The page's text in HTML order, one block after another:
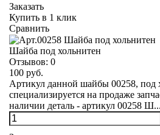
Заказать
Купить в 1 клик
Сравнить
Шайба под хольнитен
Отзывов: 0
100 руб.
Артикул данной шайбы 00258, под
специализируется на продаже
наличии деталь - артикул 00258 Ш...